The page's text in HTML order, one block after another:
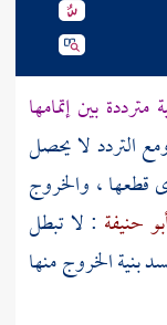
بين إتمامها
التردد لا يحصل
قطعها ، والخروج
حنيفة : لا تبطل
بنية الخروج منها